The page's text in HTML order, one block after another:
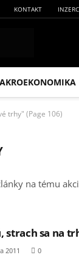
KONTAKT
trhy" (Page 106)
na tému
strach sa na
2011 0